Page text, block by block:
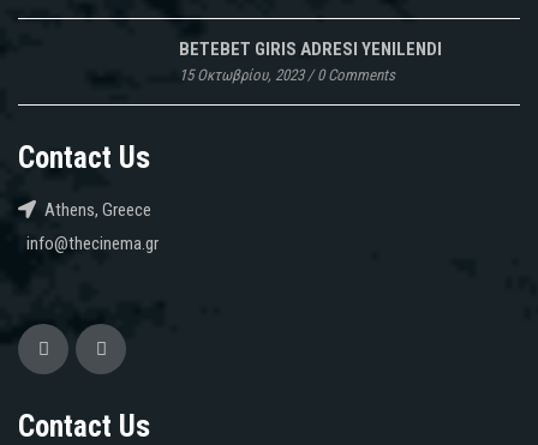
BETEBET GIRIS ADRESI YENILENDI
15 Οκτωβρίου, 2023/0 Comments
Contact Us
Athens, Greece
info@thecinema.gr
Contact Us